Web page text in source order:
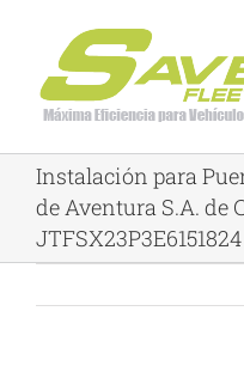
content
Instalación para
de Aventura S.A. de
JTFSX23P3E6151824